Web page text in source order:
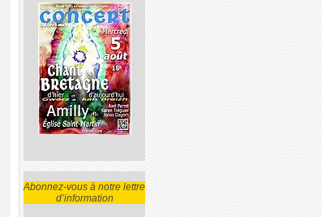
Abonnez-vous à notre lettre
d’information